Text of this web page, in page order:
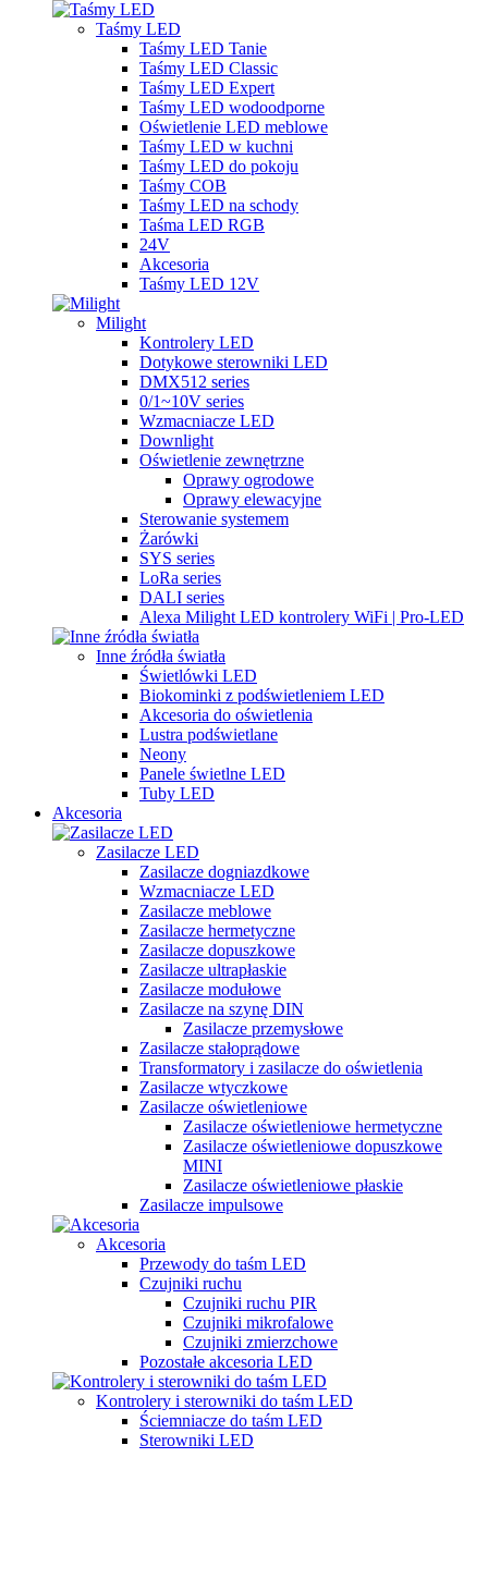
Taśmy LED
Taśmy LED Tanie
Taśmy LED Classic
Taśmy LED Expert
Taśmy LED wodoodporne
Oświetlenie LED meblowe
Taśmy LED w kuchni
Taśmy LED do pokoju
Taśmy COB
Taśmy LED na schody
Taśma LED RGB
24V
Akcesoria
Taśmy LED 12V
Milight
Kontrolery LED
Dotykowe sterowniki LED
DMX512 series
0/1~10V series
Wzmacniacze LED
Downlight
Oświetlenie zewnętrzne
Oprawy ogrodowe
Oprawy elewacyjne
Sterowanie systemem
Żarówki
SYS series
LoRa series
DALI series
Alexa Milight LED kontrolery WiFi | Pro-LED
Inne źródła światła
Świetlówki LED
Biokominki z podświetleniem LED
Akcesoria do oświetlenia
Lustra podświetlane
Neony
Panele świetlne LED
Tuby LED
Akcesoria
Zasilacze LED
Zasilacze dogniazdkowe
Wzmacniacze LED
Zasilacze meblowe
Zasilacze hermetyczne
Zasilacze dopuszkowe
Zasilacze ultrapłaskie
Zasilacze modułowe
Zasilacze na szynę DIN
Zasilacze przemysłowe
Zasilacze stałoprądowe
Transformatory i zasilacze do oświetlenia
Zasilacze wtyczkowe
Zasilacze oświetleniowe
Zasilacze oświetleniowe hermetyczne
Zasilacze oświetleniowe dopuszkowe
MINI
Zasilacze oświetleniowe płaskie
Zasilacze impulsowe
Akcesoria
Przewody do taśm LED
Czujniki ruchu
Czujniki ruchu PIR
Czujniki mikrofalowe
Czujniki zmierzchowe
Pozostałe akcesoria LED
Kontrolery i sterowniki do taśm LED
Ściemniacze do taśm LED
Sterowniki LED